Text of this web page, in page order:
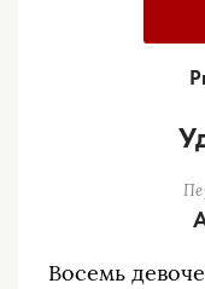
Восемь